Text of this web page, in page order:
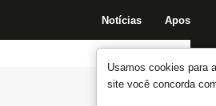
Usamos cookies para
site você concorda
Notícias Apostas